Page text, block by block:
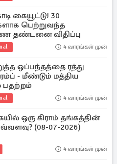
கையூட்டு! 30
பெற்றுவந்த
தண்டனை விதிப்பு
4 வாரங்கள் முன்
ஒப்பந்தத்தை ரத்து
- மீண்டும் மத்திய
பதற்றம்
4 வாரங்கள் முன்
ஒரு கிராம் தங்கத்தின்
(08-07-2026)
4 வாரங்கள் முன்